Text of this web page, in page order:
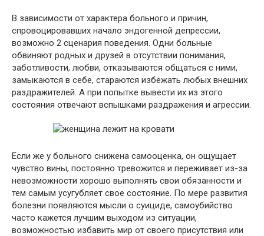
В зависимости от характера больного и причин,
спровоцировавших начало эндогенной депрессии,
возможно 2 сценария поведения. Одни больные
обвиняют родных и друзей в отсутствии понимания,
заботливости, любви, отказываются общаться с ними,
замыкаются в себе, стараются избежать любых внешних
раздражителей. А при попытке вывести их из этого
состояния отвечают вспышками раздражения и агрессии.
Если же у больного снижена самооценка, он ощущает
чувство вины, постоянно тревожится и переживает из-за
невозможности хорошо выполнять свои обязанности и
тем самым усугубляет свое состояние. По мере развития
болезни появляются мысли о суициде, самоубийство
часто кажется лучшим выходом из ситуации,
возможностью избавить мир от своего присутствия или